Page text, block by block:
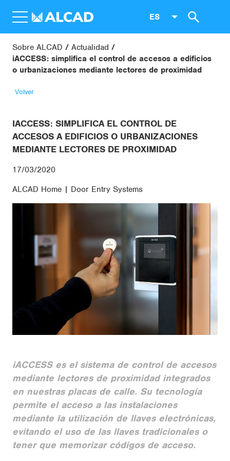
ES
Sobre ALCAD
Actualidad
iACCESS: simplifica el control de accesos a edificios
o urbanizaciones mediante lectores de proximidad
Volver
IACCESS: SIMPLIFICA EL CONTROL DE
ACCESOS A EDIFICIOS O URBANIZACIONES
MEDIANTE LECTORES DE PROXIMIDAD
17/03/2020
ALCAD Home | Door Entry Systems
iACCESS es el sistema de control de accesos
mediante lectores de proximidad integrados
en nuestras placas de calle. Su tecnología
permite el acceso a las instalaciones
mediante la utilización de llaves electrónicas,
evitando el uso de las llaves tradicionales o
tener que memorizar códigos de acceso.